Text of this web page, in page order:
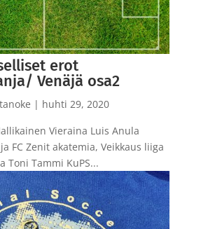
erot
Venäjä osa2
| huhti 29, 2020
Vieraina Luis Anula
FC Zenit akatemia, Veikkaus liiga
Toni Tammi KuPS...